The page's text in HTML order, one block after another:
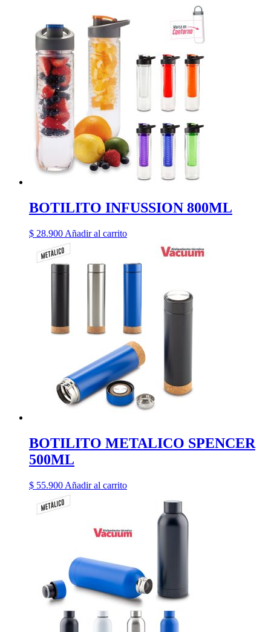
BOTILITO INFUSSION 800ML
$ 28.900 Añadir al carrito
BOTILITO METALICO SPENCER
500ML
$ 55.900 Añadir al carrito